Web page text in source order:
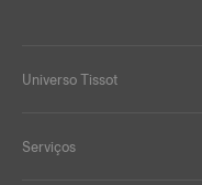
Universo Tissot
Serviços